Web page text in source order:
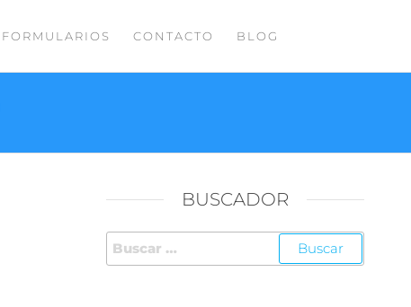
FORMULARIOS CONTACTO BLOG
BUSCADOR